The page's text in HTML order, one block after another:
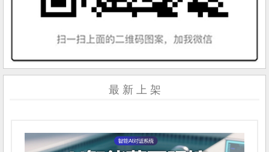
最 新 上 架